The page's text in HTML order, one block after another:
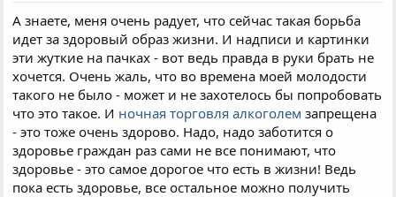
ы
л
а
А знаете, меня очень радует, что сейчас такая борьба
идет за здоровый образ жизни. И надписи и картинки
эти жуткие на пачках - вот ведь правда в руки брать не
хочется. Очень жаль, что во времена моей молодости
такого не было - может и не захотелось бы попробовать
что это такое. И ночная торговля алкоголем запрещена
- это тоже очень здорово. Надо, надо заботится о
здоровье граждан раз сами не все понимают, что
здоровье - это самое дорогое что есть в жизни! Ведь
пока есть здоровье, все остальное можно получить